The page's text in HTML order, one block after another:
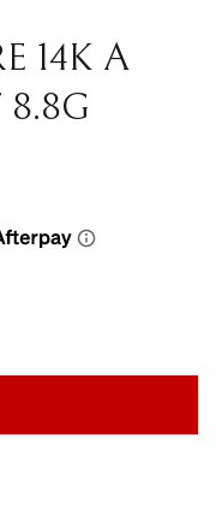
14K A
8.8G